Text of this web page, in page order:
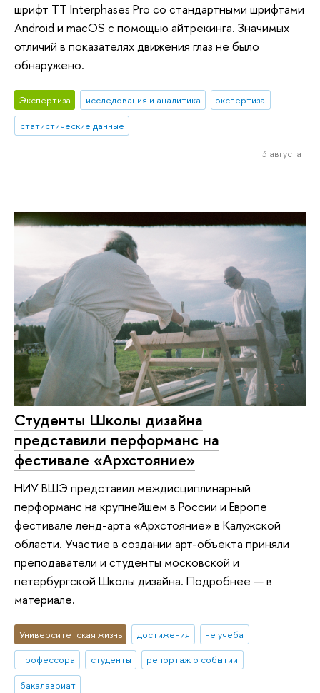
шрифт TT Interphases Pro со стандартными шрифтами
Android и macOS с помощью айтрекинга. Значимых
отличий в показателях движения глаз не было
обнаружено.
Экспертиза исследования и аналитика
экспертиза
статистические данные
3 августа
Студенты Школы дизайна
представили перформанс на
фестивале «Архстояние»
НИУ ВШЭ представил междисциплинарный
перформанс на крупнейшем в России и Европе
фестивале ленд-арта «Архстояние» в Калужской
области. Участие в создании арт-объекта приняли
преподаватели и студенты московской и
петербургской Школы дизайна. Подробнее — в
материале.
Университетская жизнь достижения
не учеба
профессора
студенты
репортаж о событии
бакалавриат